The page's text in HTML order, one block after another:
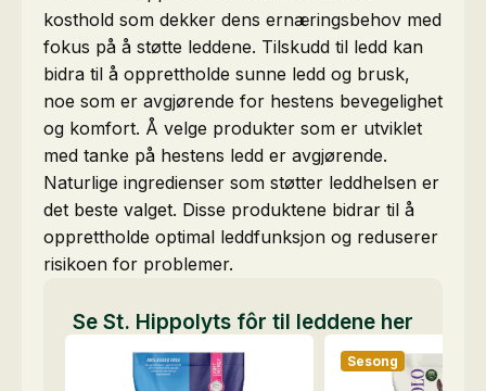
kosthold som dekker dens ernæringsbehov med
fokus på å støtte leddene. Tilskudd til ledd kan
bidra til å opprettholde sunne ledd og brusk,
noe som er avgjørende for hestens bevegelighet
og komfort. Å velge produkter som er utviklet
med tanke på hestens ledd er avgjørende.
Naturlige ingredienser som støtter leddhelsen er
det beste valget. Disse produktene bidrar til å
opprettholde optimal leddfunksjon og reduserer
risikoen for problemer.
Se St. Hippolyts fôr til leddene her
Sesong